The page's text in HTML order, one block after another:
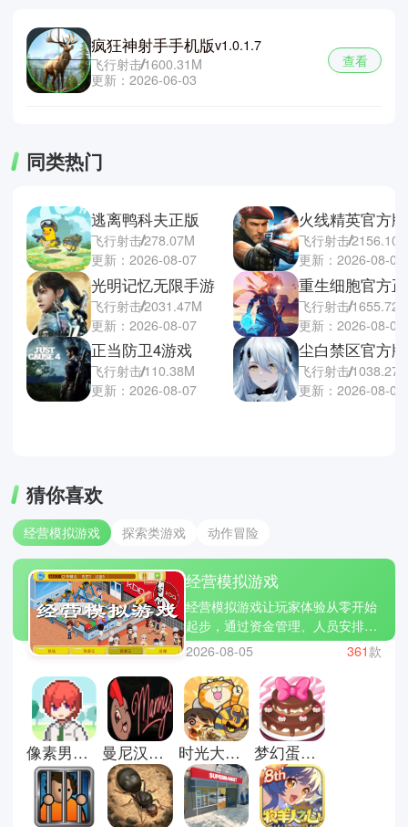
疯狂神射手手机版v1.0.1.7
飞行射击1600.31M
更新：2026-06-03
查看
同类热门
逃离鸭科夫正版
飞行射击278.07M
更新：2026-08-07
光明记忆无限手游
飞行射击2031.47M
更新：2026-08-07
正当防卫4游戏
飞行射击110.38M
更新：2026-08-07
火线精英官方版
飞行射击
更新：2026-08-06
重生细胞官方
飞行射击
更新：2026-08-06
尘白禁区官方版
飞行射击
更新：2026-08-06
猜你喜欢
经营模拟游戏 探索类游戏 动作冒险
经营模拟游戏
经营模拟游戏让玩家体验从零开始
起步，通过资金管理、人员安排、
生产链规划等等，逐渐走向人生巅
峰的成就。游戏普遍考验你的逻辑
与决策能力，在合适的时间就选择
出手扩张、在资金紧绷的找到新的
出路等等，让你经营的店铺、城市
或是其他走向更好的发展。星露谷
物语、心动小镇、疯狂手机大亨等
等更是经营模拟游戏中的佼佼者，
策略性与应变能力拉满，让你享受
从零到一的成长乐趣。
2026-08-05 361款
像素男友中文版 曼尼汉堡店手机版 时光大爆炸国际服 梦幻蛋糕店官方正版